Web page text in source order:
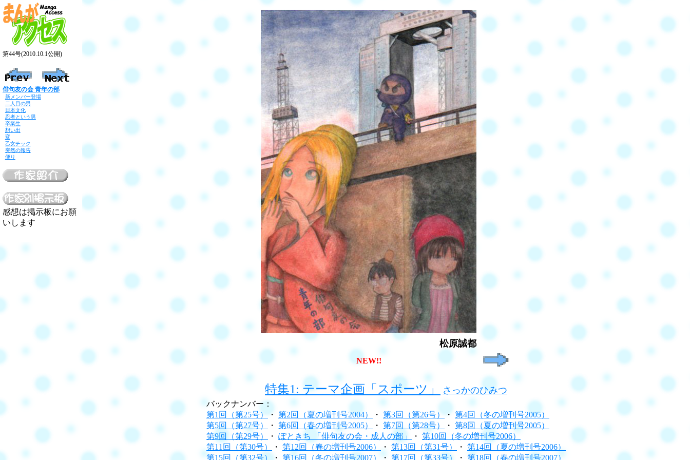
第44号(2010.10.1公開)
俳句友の会 青年の部
新メンバー登場
二人目の男
日本文化
忍者という男
卒業生
想い出
変
乙女チック
突然の報告
便り
感想は掲示板にお願
いします
松原誠都
NEW!!
特集1: テーマ企画「スポーツ」 さっかのひみつ
バックナンバー：
第1回（第25号）・ 第2回（夏の増刊号2004） ・ 第3回（第26号）・ 第4回（冬の増刊号2005）
第5回（第27号）
・ 第6回（春の増刊号2005） ・ 第7回（第28号） ・ 第8回（夏の増刊号2005）
第9回（第29号）
・ ぽときち 「俳句友の会・成人の部」 ・ 第10回（冬の増刊号2006）
第11回（第30号）
・ 第12回（春の増刊号2006） ・ 第13回（第31号） ・ 第14回（夏の増刊号2006）
第15回（第32号）
・ 第16回（冬の増刊号2007） ・ 第17回（第33号） ・ 第18回（春の増刊号2007）